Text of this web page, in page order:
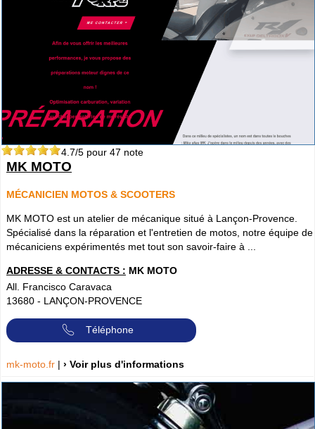
4.7/5 pour 47 note
MK MOTO
MÉCANICIEN MOTOS & SCOOTERS
MK MOTO est un atelier de mécanique situé à Lançon-Provence.
Spécialisé dans la réparation et l'entretien de motos, notre équipe de
mécaniciens expérimentés met tout son savoir-faire à ...
ADRESSE & CONTACTS : MK MOTO
All. Francisco Caravaca
13680 - LANÇON-PROVENCE
Téléphone
mk-moto.fr | › Voir plus d'informations